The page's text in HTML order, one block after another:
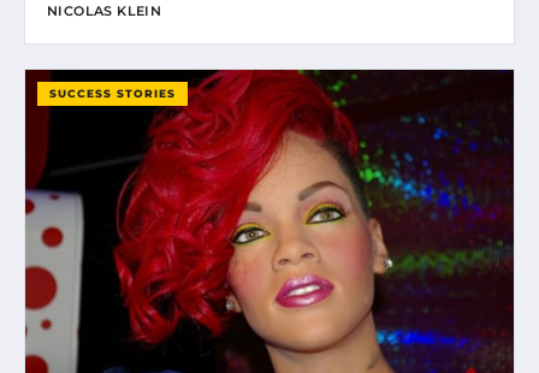
NICOLAS KLEIN
SUCCESS STORIES